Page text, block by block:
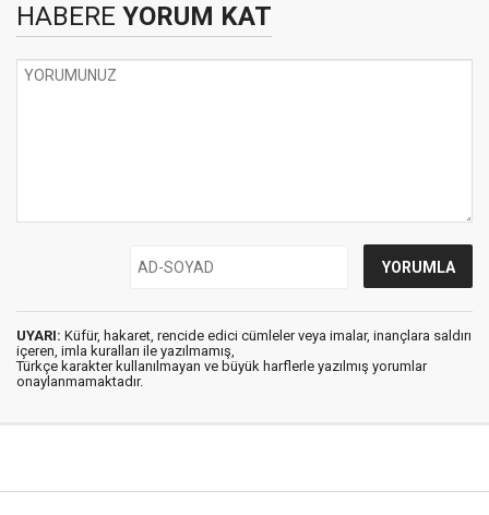
HABERE YORUM KAT
UYARI: Küfür, hakaret, rencide edici cümleler veya imalar, inançlara saldırı
içeren, imla kuralları ile yazılmamış,
Türkçe karakter kullanılmayan ve büyük harflerle yazılmış yorumlar
onaylanmamaktadır.